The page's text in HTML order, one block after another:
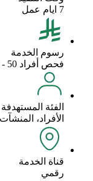
7 ايام عمل
رسوم الخدمة
فحص أفراد 50 - مؤسسات 100 - الطلاب والطالبات 36 تسجيل أفراد 100- مؤسسات 200 الطلاب والطالبات مجانا
الفئة المستهدفة
الأفراد، المنشآت
قناة الخدمة
رقمي